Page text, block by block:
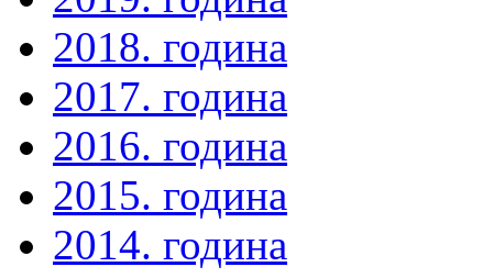
2018. година
2017. година
2016. година
2015. година
2014. година